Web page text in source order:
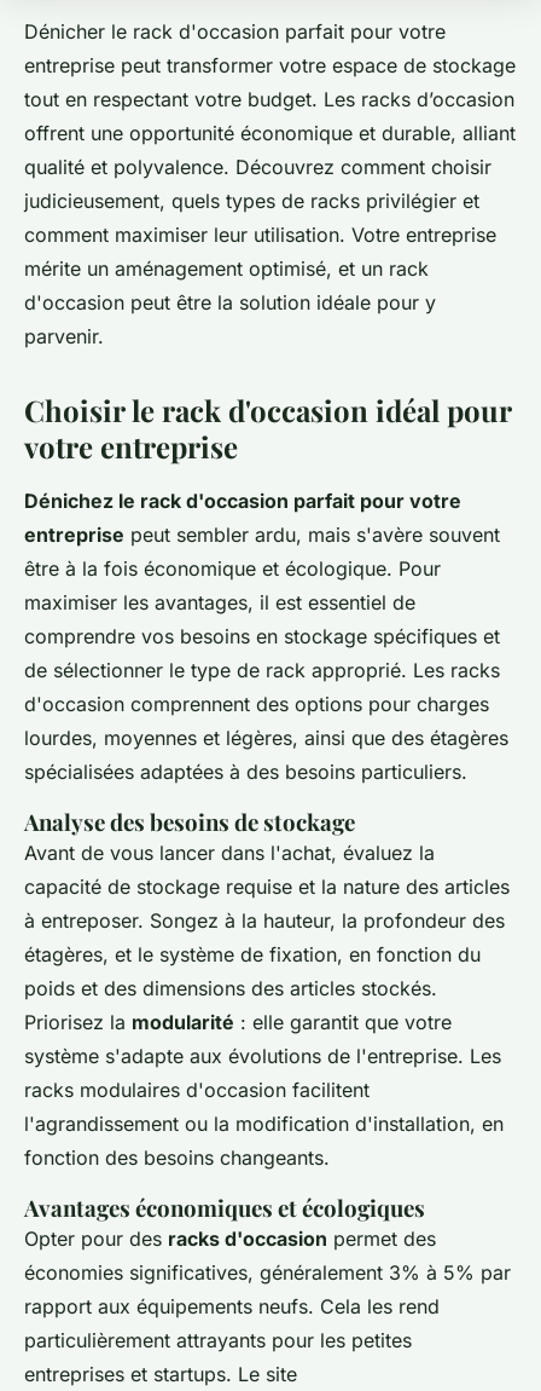
Dénicher le rack d'occasion parfait pour votre
entreprise peut transformer votre espace de stockage
tout en respectant votre budget. Les racks d’occasion
offrent une opportunité économique et durable, alliant
qualité et polyvalence. Découvrez comment choisir
judicieusement, quels types de racks privilégier et
comment maximiser leur utilisation. Votre entreprise
mérite un aménagement optimisé, et un rack
d'occasion peut être la solution idéale pour y
parvenir.
Choisir le rack d'occasion idéal pour
votre entreprise
Dénichez le rack d'occasion parfait pour votre
entreprise peut sembler ardu, mais s'avère souvent
être à la fois économique et écologique. Pour
maximiser les avantages, il est essentiel de
comprendre vos besoins en stockage spécifiques et
de sélectionner le type de rack approprié. Les racks
d'occasion comprennent des options pour charges
lourdes, moyennes et légères, ainsi que des étagères
spécialisées adaptées à des besoins particuliers.
Analyse des besoins de stockage
Avant de vous lancer dans l'achat, évaluez la
capacité de stockage requise et la nature des articles
à entreposer. Songez à la hauteur, la profondeur des
étagères, et le système de fixation, en fonction du
poids et des dimensions des articles stockés.
Priorisez la modularité : elle garantit que votre
système s'adapte aux évolutions de l'entreprise. Les
racks modulaires d'occasion facilitent
l'agrandissement ou la modification d'installation, en
fonction des besoins changeants.
Avantages économiques et écologiques
Opter pour des racks d'occasion permet des
économies significatives, généralement 3% à 5% par
rapport aux équipements neufs. Cela les rend
particulièrement attrayants pour les petites
entreprises et startups. Le site